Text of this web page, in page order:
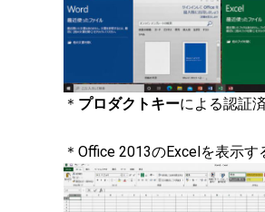
＊ プロダクトキーによる認証
＊Office 2013のExcelを表示す